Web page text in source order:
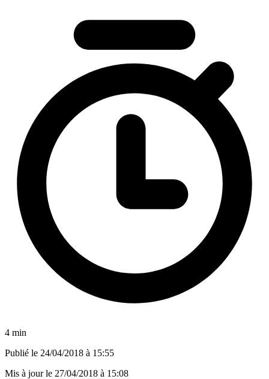
4 min
Publié le 24/04/2018 à 15:55
Mis à jour le 27/04/2018 à 15:08